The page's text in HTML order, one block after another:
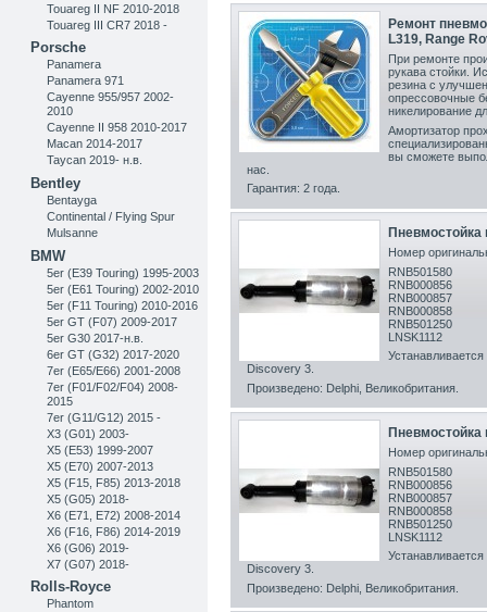
Touareg II NF 2010-2018
Touareg III CR7 2018 -
Porsche
Panamera
Panamera 971
Cayenne 955/957 2002-
2010
Cayenne II 958 2010-2017
Macan 2014-2017
Taycan 2019- н.в.
Bentley
Bentayga
Continental / Flying Spur
Mulsanne
BMW
5er (E39 Touring) 1995-2003
5er (E61 Touring) 2002-2010
5er (F11 Touring) 2010-2016
5er GT (F07) 2009-2017
5er G30 2017-н.в.
6er GT (G32) 2017-2020
7er (E65/E66) 2001-2008
7er (F01/F02/F04) 2008-
2015
7er (G11/G12) 2015 -
X3 (G01) 2003-
X5 (E53) 1999-2007
X5 (E70) 2007-2013
X5 (F15, F85) 2013-2018
X5 (G05) 2018-
X6 (E71, E72) 2008-2014
X6 (F16, F86) 2014-2019
X6 (G06) 2019-
X7 (G07) 2018-
Rolls-Royce
Phantom
Ремонт
L319, Range
При ремонте
рукава стойки.
резина с
опрессовочные
никелирование
Амортизатор
вы сможете
нас.
Гарантия: 2 года.
Пневмостойка
Номер
RNB501580
RNB000856
RNB000857
RNB000858
RNB501250
LNSK1112
Discovery 3 .
Произведено: Delphi, Великобритания .
Пневмостойка
Номер
RNB501580
RNB000856
RNB000857
RNB000858
RNB501250
LNSK1112
Discovery 3 .
Произведено: Delphi, Великобритания .